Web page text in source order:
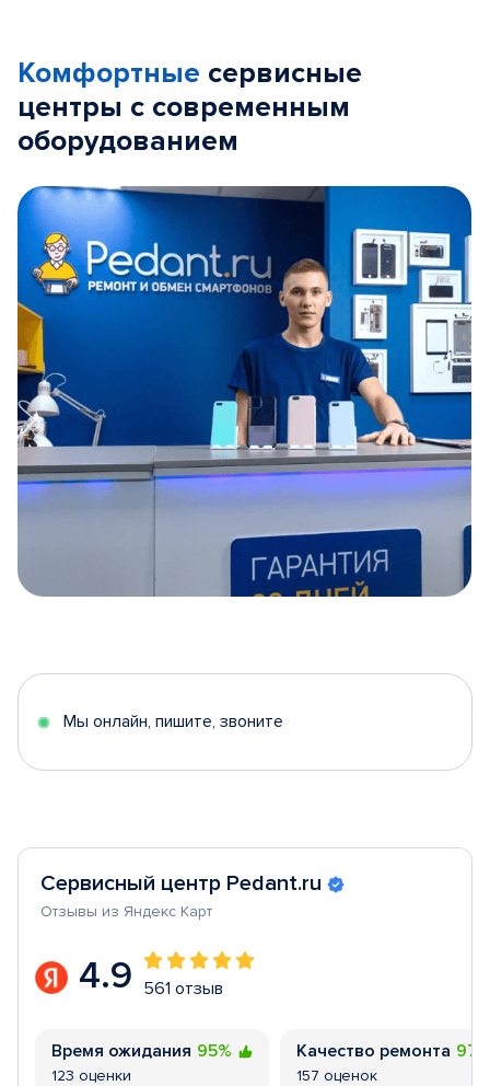
Комфортные сервисные
центры с современным
оборудованием
5
Мы онлайн, пишите, звоните
Сервисный центр Pedant.ru
Отзывы из Яндекс Карт
4.9 561 отзыв
Время ожидания 95%
123 оценки
Качество ремонта
157 оценок